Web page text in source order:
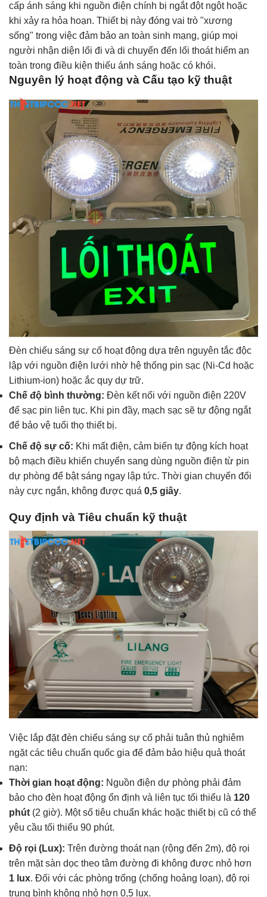
cấp ánh sáng khi nguồn điện chính bị ngắt đột ngột hoặc
khi xảy ra hỏa hoạn. Thiết bị này đóng vai trò "xương
sống" trong việc đảm bảo an toàn sinh mạng, giúp mọi
người nhận diện lối đi và di chuyển đến lối thoát hiểm an
toàn trong điều kiện thiếu ánh sáng hoặc có khói.
Nguyên lý hoạt động và Cấu tạo kỹ thuật
Đèn chiếu sáng sự cố hoạt động dựa trên nguyên tắc độc
lập với nguồn điện lưới nhờ hệ thống pin sạc (Ni-Cd hoặc
Lithium-ion) hoặc ắc quy dự trữ.
Chế độ bình thường: Đèn kết nối với nguồn điện 220V
để sạc pin liên tục. Khi pin đầy, mạch sạc sẽ tự động ngắt
để bảo vệ tuổi thọ thiết bị.
Chế độ sự cố: Khi mất điện, cảm biến tự động kích hoạt
bộ mạch điều khiển chuyển sang dùng nguồn điện từ pin
dự phòng để bật sáng ngay lập tức. Thời gian chuyển đổi
này cực ngắn, không được quá 0,5 giây.
Quy định và Tiêu chuẩn kỹ thuật
Việc lắp đặt đèn chiếu sáng sự cố phải tuân thủ nghiêm
ngặt các tiêu chuẩn quốc gia để đảm bảo hiệu quả thoát
nạn:
Thời gian hoạt động: Nguồn điện dự phòng phải đảm
bảo cho đèn hoạt động ổn định và liên tục tối thiểu là 120
phút (2 giờ). Một số tiêu chuẩn khác hoặc thiết bị cũ có thể
yêu cầu tối thiểu 90 phút.
Độ rọi (Lux): Trên đường thoát nạn (rộng đến 2m), độ rọi
trên mặt sàn dọc theo tâm đường đi không được nhỏ hơn
1 lux. Đối với các phòng trống (chống hoảng loạn), độ rọi
trung bình không nhỏ hơn 0,5 lux.